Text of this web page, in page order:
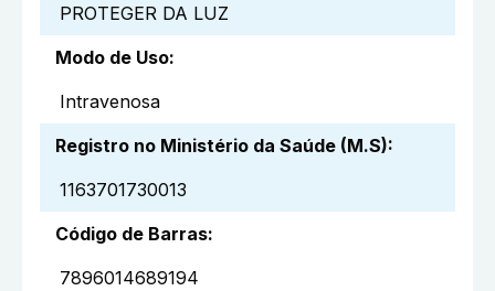
PROTEGER DA LUZ
Modo de Uso:
Intravenosa
Registro no Ministério da Saúde (M.S):
1163701730013
Código de Barras:
7896014689194